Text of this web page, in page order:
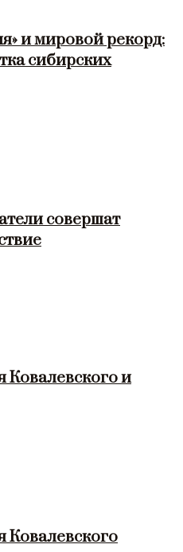
и мировой рекорд:
сибирских
совершат
Ковалевского и
Ковалевского